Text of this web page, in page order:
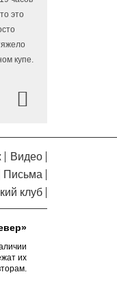
с
это
купе.
Видео
Письма
клуб
их